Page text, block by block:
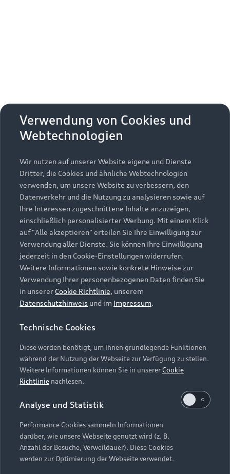
Zurück nach oben
Modelle
Alle Modelle
Modelle vergleichen
Elektromodelle
Plug-in-Hybride
Kaufen & leasen
Neuwagensuche
Gebrauchtwagensuche
Gebrauchtwagen
Finanzierung
Aktionen & Angebote
Geschäftskunden
Service & Zubehör
Saisonale Angebote
Audi Services
Garantie
Audi digital services
myAudi
Support
Kundenservice
Händlersuche
Audi Code
Online-Terminvereinbarung
Servicekontakt
Vertrag widerrufen
Über Audi
Unternehmen
Karriere
Investor Relations
Presse & Media Center
Datenschutz
Audi erleben
Newsletter
Impressum Rechtliches
Hinweisgebersystem
Datenschutzinformation
Cookie-Einstellungen
Cookie-Richtlinie
Barrierefreiheit
Hinweis: Die aktuelle Darstellung und Anordnung der
Embleme am Fahrzeug bei allen Abbildungen auf dieser
Webseite kann abweichen.
Verwendung von Cookies und
Webtechnologien
Wir nutzen auf unserer Website eigene und Dienste
Dritter, die Cookies und ähnliche Webtechnologien
verwenden, um unsere Website zu verbessern, den
Datenverkehr und die Nutzung zu analysieren sowie auf
Ihre Interessen zugeschnittene Inhalte anzuzeigen,
einschließlich personalisierter Werbung. Mit einem Klick
auf "Alle akzeptieren" erteilen Sie Ihre Einwilligung zur
Verwendung aller Dienste. Sie können Ihre Einwilligung
jederzeit in den Cookie-Einstellungen widerrufen.
Weitere Informationen sowie konkrete Hinweise zur
Verwendung Ihrer personenbezogenen Daten finden Sie
in unserer Cookie Richtlinie, unserem
Datenschutzhinweis und im Impressum.
Technische Cookies
Diese werden benötigt, um Ihnen grundlegende Funktionen
während der Nutzung der Webseite zur Verfügung zu stellen.
Weitere Informationen können Sie in unsererCookie
Richtlinie nachlesen.
Analyse und Statistik
Performance Cookies sammeln Informationen
darüber, wie unsere Webseite genutzt wird (z. B.
Anzahl der Besuche, Verweildauer). Diese Cookies
werden zur Optimierung der Webseite verwendet.